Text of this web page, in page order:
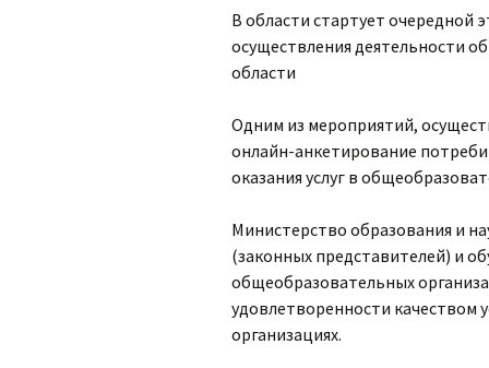
В области стартует очередной
осуществления деятельности
области
Одним из мероприятий,
онлайн-анкетирование
оказания услуг в
Министерство образования и
(законных представителей) и
общеобразовательных
удовлетворенности качеством
организациях.